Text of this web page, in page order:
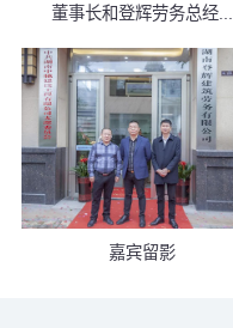
董事长和登辉劳务总经...
嘉宾留影